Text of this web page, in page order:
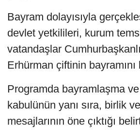
Bayram dolayısıyla
devlet yetkilileri, kurum
vatandaşlar
Erhürman çiftinin bayramını
Programda bayramlaşma
kabulünün yanı sıra, birlik
mesajlarının öne çıktığı